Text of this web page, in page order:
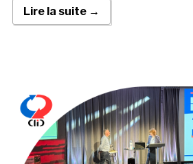
Lire la suite →